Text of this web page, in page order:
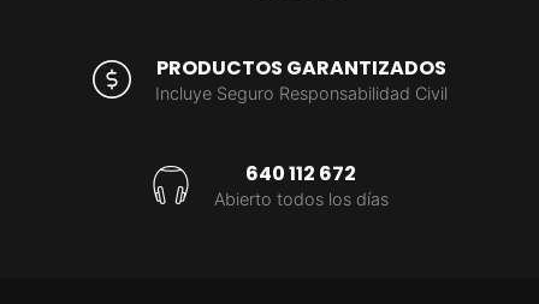
PRODUCTOS GARANTIZADOS
Incluye Seguro Responsabilidad Civil
640 112 672
Abierto todos los días